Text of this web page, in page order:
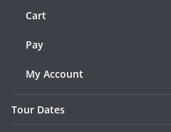
Cart
Pay
My Account
Tour Dates